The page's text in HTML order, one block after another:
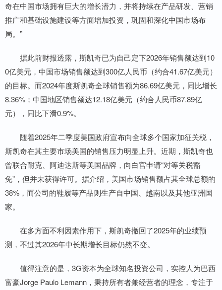
奇在中国市场拥有巨大的增长潜力，并将持续在产品研发、营销
推广和基础设施建设等方面增加投资，巩固和深化中国市场布
局。”
据此前财报透露，斯凯奇已为自己定下2026年销售额达到10
0亿美元，中国市场销售额达到300亿人民币（约合41.67亿美元）
的目标。而2024年度斯凯奇全球销售额为86.69亿美元，同比增长
8.36%；中国地区销售额达12.18亿美元（约合人民币87.89亿
元），同比下滑0.9%。
随着2025年二季度美国政府宣布向全球多个国家加征关税，
斯凯奇在其主要市场美国的销售压力明显上升。近期，斯凯奇也
曾联合耐克、阿迪达斯等美国品牌，向白宫申请“对等关税豁
免”，但并未获得许可。据介绍，美国市场销售额占其全球总额的
38%，而公司的鞋履等产品则生产自中国、越南以及其他亚洲国
家。
在多方面不利因素作用下，斯凯奇撤回了2025年的业绩预
测，不过其2026年中长期增长目标仍然不变。
值得注意的是，3G资本为全球知名投资公司，实控人为巴西
富豪Jorge Paulo Lemann，秉持所有者兼经营者的理念，专注于